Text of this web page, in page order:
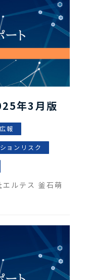
年3月版
広報
ョンリスク
ルテス 釜石萌